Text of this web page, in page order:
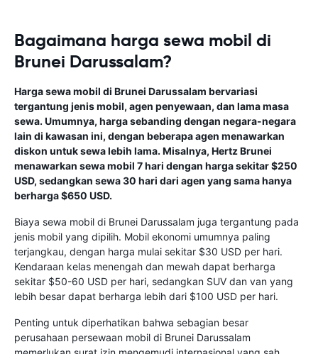
Bagaimana harga sewa mobil di
Brunei Darussalam?
Harga sewa mobil di Brunei Darussalam bervariasi
tergantung jenis mobil, agen penyewaan, dan lama masa
sewa. Umumnya, harga sebanding dengan negara-negara
lain di kawasan ini, dengan beberapa agen menawarkan
diskon untuk sewa lebih lama. Misalnya, Hertz Brunei
menawarkan sewa mobil 7 hari dengan harga sekitar $250
USD, sedangkan sewa 30 hari dari agen yang sama hanya
berharga $650 USD.
Biaya sewa mobil di Brunei Darussalam juga tergantung pada
jenis mobil yang dipilih. Mobil ekonomi umumnya paling
terjangkau, dengan harga mulai sekitar $30 USD per hari.
Kendaraan kelas menengah dan mewah dapat berharga
sekitar $50-60 USD per hari, sedangkan SUV dan van yang
lebih besar dapat berharga lebih dari $100 USD per hari.
Penting untuk diperhatikan bahwa sebagian besar
perusahaan persewaan mobil di Brunei Darussalam